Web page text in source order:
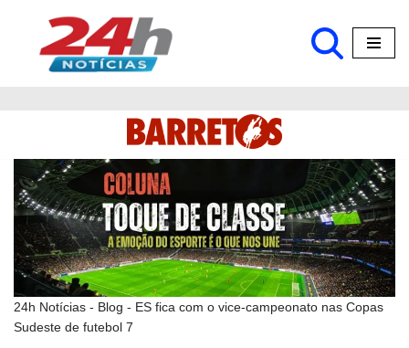
Pular
24h Notícias - Blog - ES fica com o vice-campeonato nas Copas
Sudeste de futebol 7